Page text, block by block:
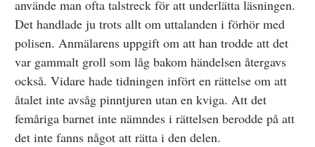
använde man ofta talstreck för att underlätta läsningen.
Det handlade ju trots allt om uttalanden i förhör med
polisen. Anmälarens uppgift om att han trodde att det
var gammalt groll som låg bakom händelsen återgavs
också. Vidare hade tidningen infört en rättelse om att
åtalet inte avsåg pinntjuren utan en kviga. Att det
femåriga barnet inte nämndes i rättelsen berodde på att
det inte fanns något att rätta i den delen.